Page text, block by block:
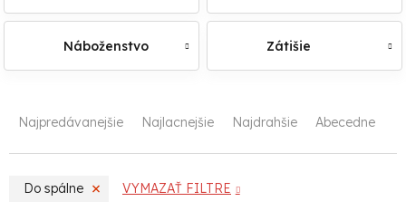
Náboženstvo Zátišie
RNajpredávanejšie Najlacnejšie Najdrahšie Abecedne
Do spálne VYMAZAŤ FILTRE